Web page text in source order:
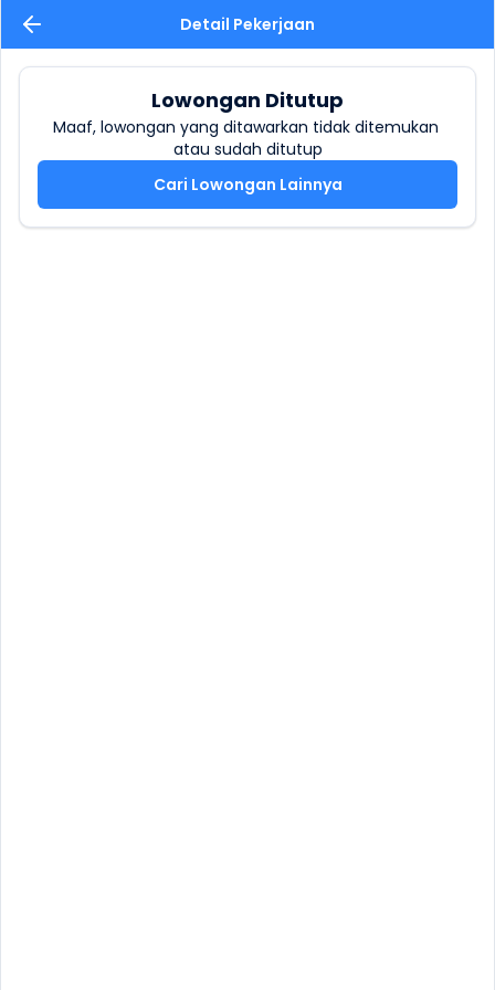
Detail Pekerjaan
Lowongan Ditutup
Maaf, lowongan yang ditawarkan tidak ditemukan
atau sudah ditutup
Cari Lowongan Lainnya